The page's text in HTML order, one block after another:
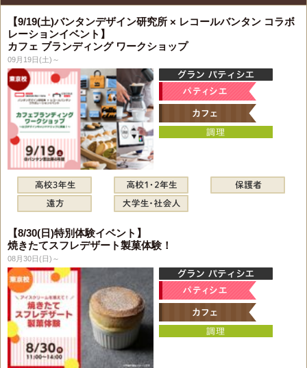
【9/19(土)バンタンデザイン研究所 × レコールバンタン コラボ
レーションイベント】
カフェ ブランディング ワークショップ
09月19日(土)～
【8/30(日)特別体験イベント】
焼きたてスフレデザート製菓体験！
08月30日(日)～